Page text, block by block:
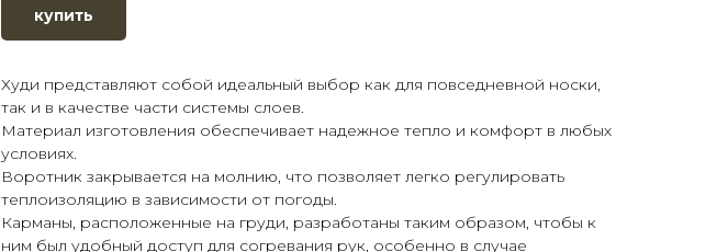
купить
Худи представляют собой идеальный выбор как для повседневной носки,
так и в качестве части системы слоев.
Материал изготовления обеспечивает надежное тепло и комфорт в любых
условиях.
Воротник закрывается на молнию, что позволяет легко регулировать
теплоизоляцию в зависимости от погоды.
Карманы, расположенные на груди, разработаны таким образом, чтобы к
ним был удобный доступ для согревания рук, особенно в случае